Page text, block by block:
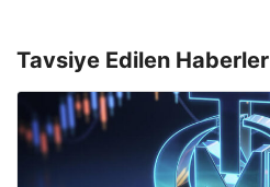
Tavsiye Edilen Haberler